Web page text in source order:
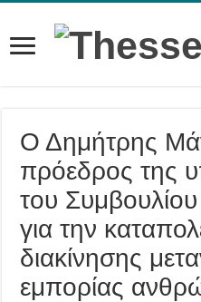
Ο Δημήτρης
πρόεδρος της
του
για την
διακίνησης
εμπορίας